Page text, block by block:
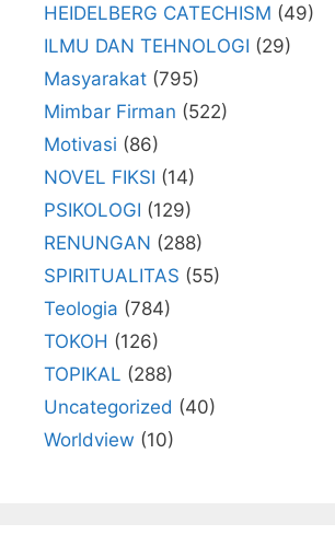
HEIDELBERG CATECHISM (49)
ILMU DAN TEHNOLOGI (29)
Masyarakat (795)
Mimbar Firman (522)
Motivasi (86)
NOVEL FIKSI (14)
PSIKOLOGI (129)
RENUNGAN (288)
SPIRITUALITAS (55)
Teologia (784)
TOKOH (126)
TOPIKAL (288)
Uncategorized (40)
Worldview (10)